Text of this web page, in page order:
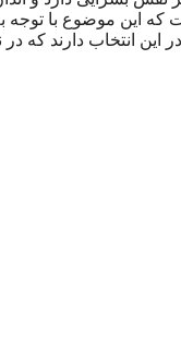
که این موضوع با توجه
انتخاب دارند که در